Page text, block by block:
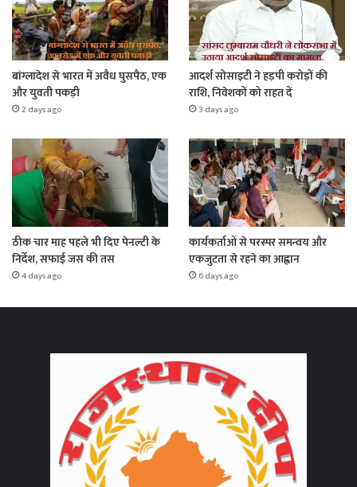
बांग्लादेश से भारत में अवैध घुसपैठ, एक
और युवती पकड़ी
2 days ago
आदर्श सोसाइटी ने हड़पी करोड़ों की
राशि, निवेशकों को राहत दें
3 days ago
ठीक चार माह पहले भी दिए पेनल्टी के
निर्देश, सफाई जस की तस
4 days ago
कार्यकर्ताओं से परस्पर समन्वय और
एकजुटता से रहने का आह्वान
6 days ago